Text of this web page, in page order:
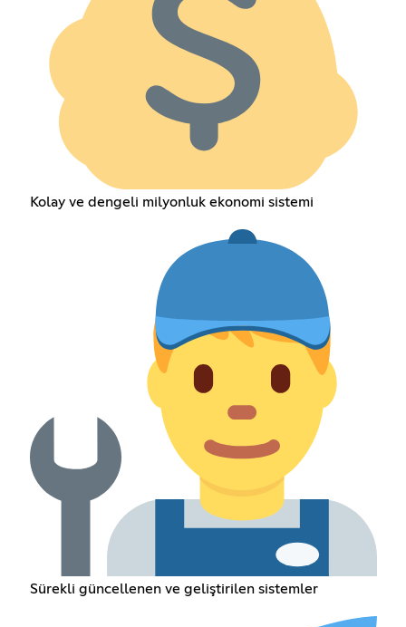
Kolay ve dengeli milyonluk ekonomi sistemi
Sürekli güncellenen ve geliştirilen sistemler